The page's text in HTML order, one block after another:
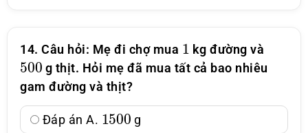
14. Câu hỏi: Mẹ đi chợ mua
1
kg đường và
500
g thịt. Hỏi mẹ đã mua tất cả bao nhiêu
gam đường và thịt?
Đáp án A.
1500
g